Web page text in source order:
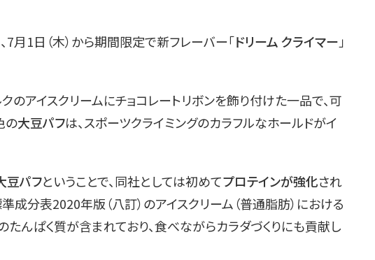
7月1日（木）から期間限定で新フレーバー「ドリーム クライマー」
のアイスクリームにチョコレートリボンを飾り付けた一品で、可
の大豆パフは、スポーツクライミングのカラフルなホールドがイ
豆パフということで、同社としては初めてプロテインが強化され
成分表2020年版（八訂）のアイスクリーム（普通脂肪）における
たんぱく質が含まれており、食べながらカラダづくりにも貢献し